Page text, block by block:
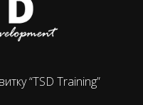
“TSD Training”